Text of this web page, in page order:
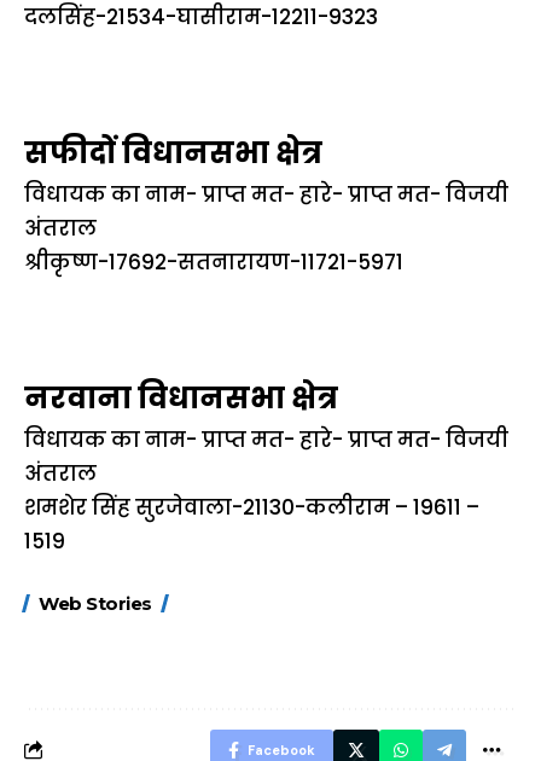
दलसिंह-21534-घासीराम-12211-9323
सफीदों विधानसभा क्षेत्र
विधायक का नाम- प्राप्त मत- हारे- प्राप्त मत- विजयी
अंतराल
श्रीकृष्ण-17692-सतनारायण-11721-5971
नरवाना विधानसभा क्षेत्र
विधायक का नाम- प्राप्त मत- हारे- प्राप्त मत- विजयी
अंतराल
शमशेर सिंह सुरजेवाला-21130-कलीराम – 19611 –
1519
Web Stories
FASTag के ये नए
Facebook